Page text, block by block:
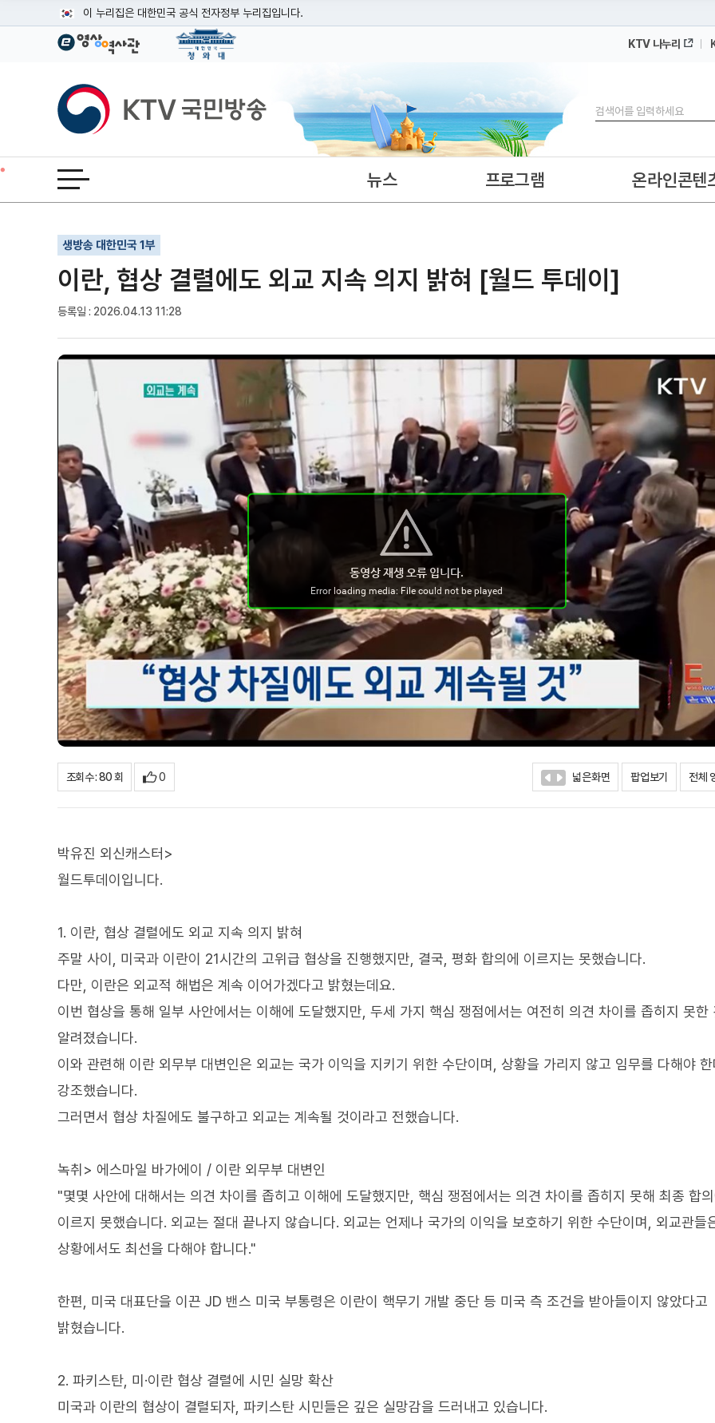
이 누리집은 대한민국 공식 전자정부 누리집입니다.
공식 누리집 주소 확인하기
이밖에 or.kr 또는 .kr등 다른 도메인 주소를 사용하고 있다면 아래 URL에서 도메인 주소를 확인해 보세요
운영중인 공식 누리집보기
KTV 나누리
KTV국민방송
검색
전체메뉴 열기 뉴스 프로그램 온라인콘텐
생방송 대한민국 1부
이란, 협상 결렬에도 외교 지속 의지 밝혀 [월드 투데이]
등록일 : 2026.04.13 11:28
기사인쇄
글자확대
글자축소
조회수 : 80 회 0 넓은화면 팝업보기 전체
박유진 외신캐스터>
월드투데이입니다.
1. 이란, 협상 결렬에도 외교 지속 의지 밝혀
주말 사이, 미국과 이란이 21시간의 고위급 협상을 진행했지만, 결국, 평화 합의에 이르지는 못했습니다.
다만, 이란은 외교적 해법은 계속 이어가겠다고 밝혔는데요.
이번 협상을 통해 일부 사안에서는 이해에 도달했지만, 두세 가지 핵심 쟁점에서는 여전히 의견 차이를 좁히지 못한
알려졌습니다.
이와 관련해 이란 외무부 대변인은 외교는 국가 이익을 지키기 위한 수단이며, 상황을 가리지 않고 임무를 다해야 한
강조했습니다.
그러면서 협상 차질에도 불구하고 외교는 계속될 것이라고 전했습니다.
녹취> 에스마일 바가에이 / 이란 외무부 대변인
"몇몇 사안에 대해서는 의견 차이를 좁히고 이해에 도달했지만, 핵심 쟁점에서는 의견 차이를 좁히지 못해 최종 합
이르지 못했습니다. 외교는 절대 끝나지 않습니다. 외교는 언제나 국가의 이익을 보호하기 위한 수단이며, 외교관들
상황에서도 최선을 다해야 합니다."
한편, 미국 대표단을 이끈 JD 밴스 미국 부통령은 이란이 핵무기 개발 중단 등 미국 측 조건을 받아들이지 않았다고
밝혔습니다.
2. 파키스탄, 미·이란 협상 결렬에 시민 실망 확산
미국과 이란의 협상이 결렬되자, 파키스탄 시민들은 깊은 실망감을 드러내고 있습니다.